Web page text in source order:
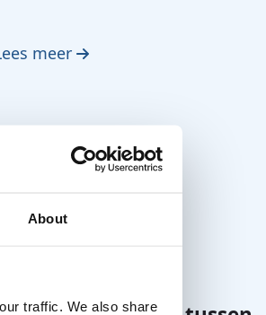
About
traffic. We also share
meer